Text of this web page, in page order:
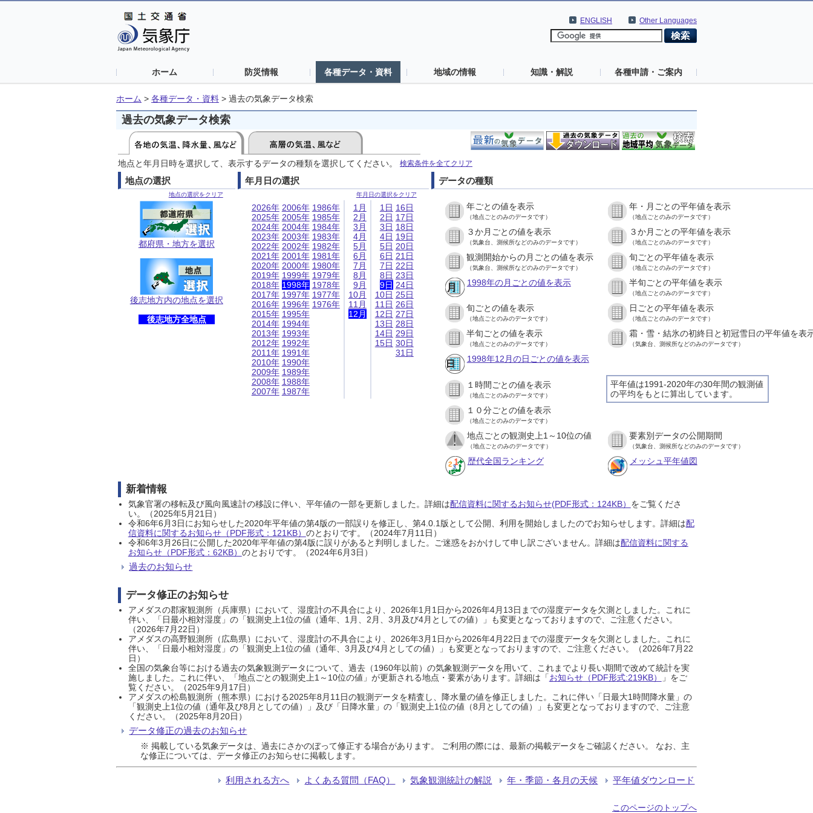
Other Languages
ENGLISH
ホーム 防災情報 各種データ・資料 地域の情報 知識・解説 各種申請・ご案内
ホーム > 各種データ・資料 > 過去の気象データ検索
過去の気象データ検索
地点と年月日時を選択して、表示するデータの種類を選択してください。 検索条件を全てクリア
地点の選択
地点の選択をクリア
都府県・地方を選択
後志地方内の地点を選択
後志地方全地点
年月日の選択
年月日の選択をクリア
2026年
2025年
2024年
2023年
2022年
2021年
2020年
2019年
2018年
2017年
2016年
2015年
2014年
2013年
2012年
2011年
2010年
2009年
2008年
2007年
2006年
2005年
2004年
2003年
2002年
2001年
2000年
1999年
1998年
1997年
1996年
1995年
1994年
1993年
1992年
1991年
1990年
1989年
1988年
1987年
1986年
1985年
1984年
1983年
1982年
1981年
1980年
1979年
1978年
1977年
1976年
1月
2月
3月
4月
5月
6月
7月
8月
9月
10月
11月
12月
1日
2日
3日
4日
5日
6日
7日
8日
9日
10日
11日
12日
13日
14日
15日
16日
17日
18日
19日
20日
21日
22日
23日
24日
25日
26日
27日
28日
29日
30日
31日
データの種類
年ごとの値を表示
（地点ごとのみのデータです）
年・月ごとの平年値を表示
（地点ごとのみのデータです）
３か月ごとの値を表示
（気象台、測候所などのみのデータです）
３か月ごとの平年値を表示
（地点ごとのみのデータです）
観測開始からの月ごとの値を表示
（気象台、測候所などのみのデータです）
旬ごとの平年値を表示
（地点ごとのみのデータです）
1998年の月ごとの値を表示 半旬ごとの平年値を表示
（地点ごとのみのデータです）
旬ごとの値を表示
（地点ごとのみのデータです）
日ごとの平年値を表示
（地点ごとのみのデータです）
半旬ごとの値を表示
（地点ごとのみのデータです）
霜・雪・結氷の初終日と初冠雪日の平年値を表
（気象台、測候所などのみのデータです）
1998年12月の日ごとの値を表示
平年値は1991-2020年の30年間の観測値
の平均をもとに算出しています。
１時間ごとの値を表示
（地点ごとのみのデータです）
１０分ごとの値を表示
（地点ごとのみのデータです）
地点ごとの観測史上1～10位の値
（地点ごとのみのデータです）
要素別データの公開期間
（気象台、測候所などのみのデータです）
歴代全国ランキング メッシュ平年値図
新着情報
気象官署の移転及び風向風速計の移設に伴い、平年値の一部を更新しました。詳細は配信資料に関するお知らせ(PDF形式：124KB） をご覧くださ
い。（2025年5月21日）
令和6年6月3日にお知らせした2020年平年値の第4版の一部誤りを修正し、第4.0.1版として公開、利用を開始しましたのでお知らせします。詳細は配
信資料に関するお知らせ（PDF形式：121KB） のとおりです。（2024年7月11日）
令和6年3月26日に公開した2020年平年値の第4版に誤りがあると判明しました。ご迷惑をおかけして申し訳ございません。詳細は配信資料に関する
お知らせ（PDF形式：62KB） のとおりです。（2024年6月3日）
過去のお知らせ
データ修正のお知らせ
アメダスの郡家観測所（兵庫県）において、湿度計の不具合により、2026年1月1日から2026年4月13日までの湿度データを欠測としました。これに
伴い、「日最小相対湿度」の「観測史上1位の値（通年、1月、2月、3月及び4月としての値）」も変更となっておりますので、ご注意ください。
（2026年7月22日）
アメダスの高野観測所（広島県）において、湿度計の不具合により、2026年3月1日から2026年4月22日までの湿度データを欠測としました。これに
伴い、「日最小相対湿度」の「観測史上1位の値（通年、3月及び4月としての値）」も変更となっておりますので、ご注意ください。（2026年7月22
日）
全国の気象台等における過去の気象観測データについて、過去（1960年以前）の気象観測データを用いて、これまでより長い期間で改めて統計を実
施しました。これに伴い、「地点ごとの観測史上1～10位の値」が更新される地点・要素があります。詳細は「お知らせ（PDF形式:219KB）
」をご
覧ください。（2025年9月17日）
アメダスの松島観測所（熊本県）における2025年8月11日の観測データを精査し、降水量の値を修正しました。これに伴い「日最大1時間降水量」の
「観測史上1位の値（通年及び8月としての値）」及び「日降水量」の「観測史上1位の値（8月としての値）」も変更となっておりますので、ご注意
ください。（2025年8月20日）
データ修正の過去のお知らせ
※ 掲載している気象データは、過去にさかのぼって修正する場合があります。 ご利用の際には、最新の掲載データをご確認ください。 なお、主
な修正については、データ修正のお知らせに掲載します。
利用される方へ よくある質問（FAQ） 気象観測統計の解説 年・季節・各月の天候 平年値ダウンロード
このページのトップへ